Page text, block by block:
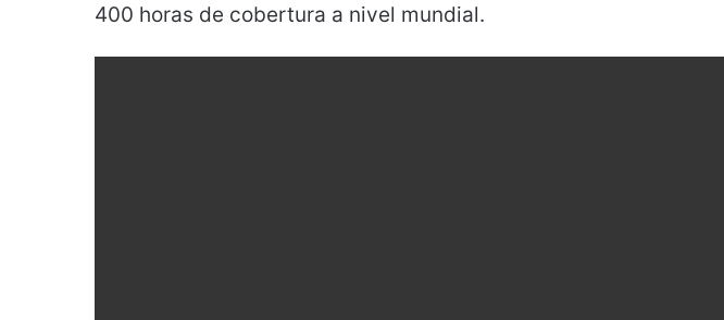
400 horas de cobertura a nivel mundial.